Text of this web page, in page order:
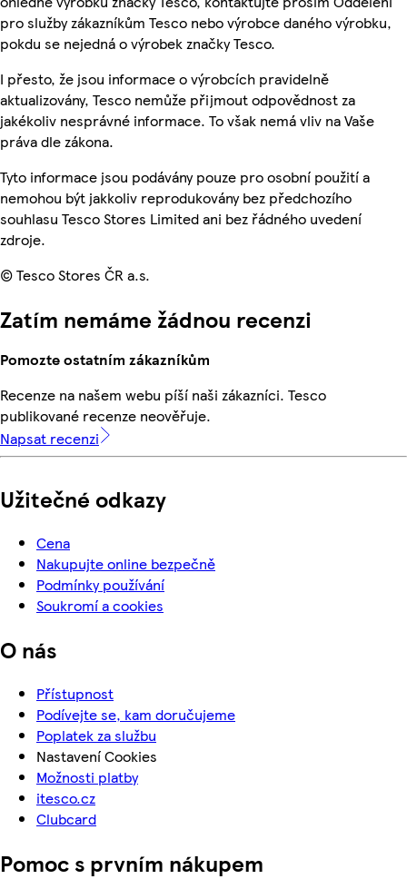
pro služby zákazníkům Tesco nebo výrobce daného výrobku,
pokdu se nejedná o výrobek značky Tesco.
I přesto, že jsou informace o výrobcích pravidelně
aktualizovány, Tesco nemůže přijmout odpovědnost za
jakékoliv nesprávné informace. To však nemá vliv na Vaše
práva dle zákona.
Tyto informace jsou podávány pouze pro osobní použití a
nemohou být jakkoliv reprodukovány bez předchozího
souhlasu Tesco Stores Limited ani bez řádného uvedení
zdroje.
© Tesco Stores ČR a.s.
Zatím nemáme žádnou recenzi
Pomozte ostatním zákazníkům
Recenze na našem webu píší naši zákazníci. Tesco
publikované recenze neověřuje.
Napsat recenzi
Užitečné odkazy
Cena
Nakupujte online bezpečně
Podmínky používání
Soukromí a cookies
O nás
Přístupnost
Podívejte se, kam doručujeme
Poplatek za službu
Nastavení Cookies
Možnosti platby
itesco.cz
Clubcard
Pomoc s prvním nákupem